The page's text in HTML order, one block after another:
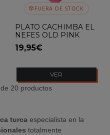
turca especialista en la
totalmente
FUERA DE STOCK
PLATO CACHIMBA EL
NEFES OLD PINK
19,95€
VER
20 productos